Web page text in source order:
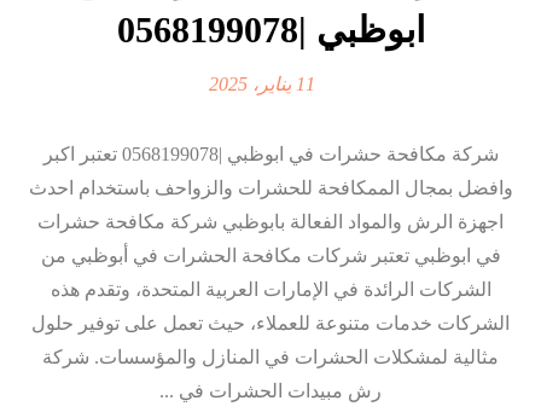
ابوظبي |0568199078
11 يناير، 2025
شركة مكافحة حشرات في ابوظبي |0568199078 تعتبر اكبر
وافضل بمجال الممكافحة للحشرات والزواحف باستخدام احدث
اجهزة الرش والمواد الفعالة بابوظبي شركة مكافحة حشرات
في ابوظبي تعتبر شركات مكافحة الحشرات في أبوظبي من
الشركات الرائدة في الإمارات العربية المتحدة، وتقدم هذه
الشركات خدمات متنوعة للعملاء، حيث تعمل على توفير حلول
مثالية لمشكلات الحشرات في المنازل والمؤسسات. شركة
رش مبيدات الحشرات في ...